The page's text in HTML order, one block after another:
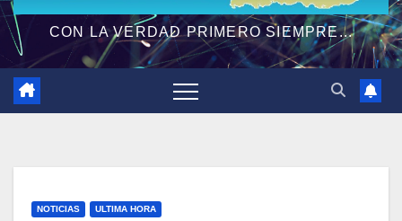
CON LA VERDAD PRIMERO SIEMPRE...
NOTICIAS ULTIMA HORA